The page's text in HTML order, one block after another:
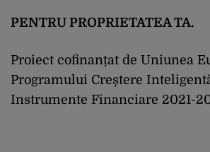
PENTRU PROPRIETATEA TA.
Proiect cofinanțat de Uniunea
Programului Creștere
Instrumente Financiare 2021-